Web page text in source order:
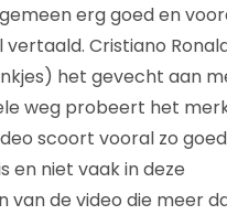
erg goed en
Cristiano
het gevecht aan
weg probeert het
scoort vooral zo
en niet vaak in deze
van de video die meer